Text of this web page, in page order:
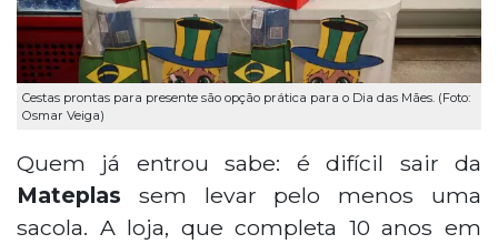
Cestas prontas para presente são opção prática para o Dia das Mães. (Foto:
Osmar Veiga)
Quem já entrou sabe: é difícil sair da
Mateplas sem levar pelo menos uma
sacola. A loja, que completa 10 anos em